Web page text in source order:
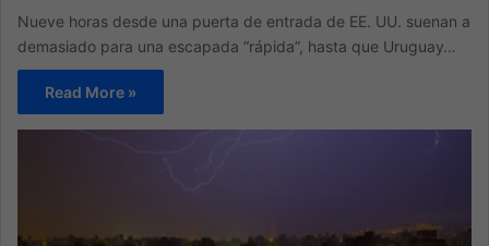
Nueve horas desde una puerta de entrada de EE. UU. suenan a
demasiado para una escapada “rápida”, hasta que Uruguay…
Read More »